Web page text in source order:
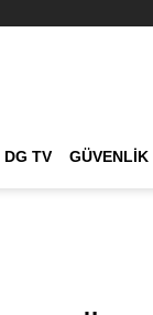
DG TV GÜVENLIK